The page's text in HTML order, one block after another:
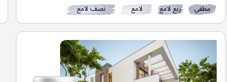
مطفي ربع لامع لامع نصف لامع